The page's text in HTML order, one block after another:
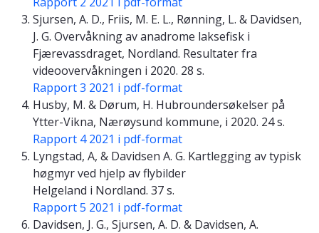
Sjursen, A. D., Friis, M. E. L., Rønning, L. & Davidsen,
J. G. Overvåkning av anadrome laksefisk i
Fjærevassdraget, Nordland. Resultater fra
videoovervåkningen i 2020. 28 s.
Rapport 3 2021 i pdf-format
Husby, M. & Dørum, H. Hubroundersøkelser på
Ytter-Vikna, Nærøysund kommune, i 2020. 24 s.
Rapport 4 2021 i pdf-format
Lyngstad, A, & Davidsen A. G. Kartlegging av typisk
høgmyr ved hjelp av flybilder
Helgeland i Nordland. 37 s.
Rapport 5 2021 i pdf-format
Davidsen, J. G., Sjursen, A. D. & Davidsen, A.